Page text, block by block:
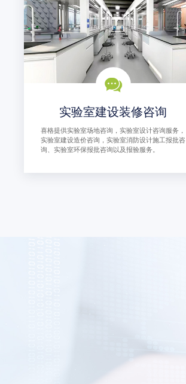
实验室建设装修咨询
喜格提供实验室场地咨询，实验室设计咨询服务，
实验室建设造价咨询，实验室消防设计施工报批咨
询、实验室环保报批咨询以及报验服务。